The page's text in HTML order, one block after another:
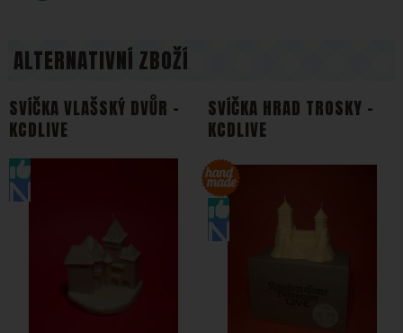
ALTERNATIVNÍ ZBOŽÍ
SVÍČKA VLAŠSKÝ DVŮR -
KCDLIVE
SVÍČKA HRAD TROSKY -
KCDLIVE